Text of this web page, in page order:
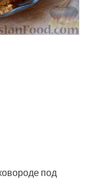
под